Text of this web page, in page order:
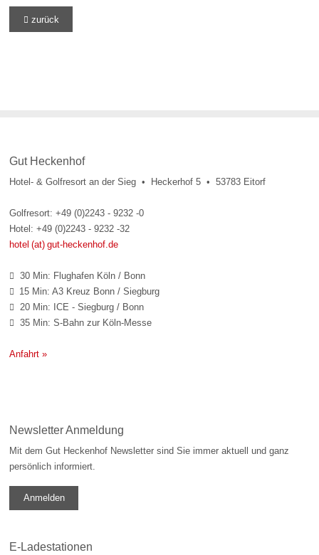
 zurück
Gut Heckenhof
Hotel- & Golfresort an der Sieg • Heckerhof 5 • 53783 Eitorf
Golfresort: +49 (0)2243 - 9232 -0
Hotel: +49 (0)2243 - 9232 -32
hotel (at) gut-heckenhof.de
 30 Min: Flughafen Köln / Bonn
 15 Min: A3 Kreuz Bonn / Siegburg
 20 Min: ICE - Siegburg / Bonn
 35 Min: S-Bahn zur Köln-Messe
Anfahrt »
Newsletter Anmeldung
Mit dem Gut Heckenhof Newsletter sind Sie immer aktuell und ganz
persönlich informiert.
Anmelden
E-Ladestationen